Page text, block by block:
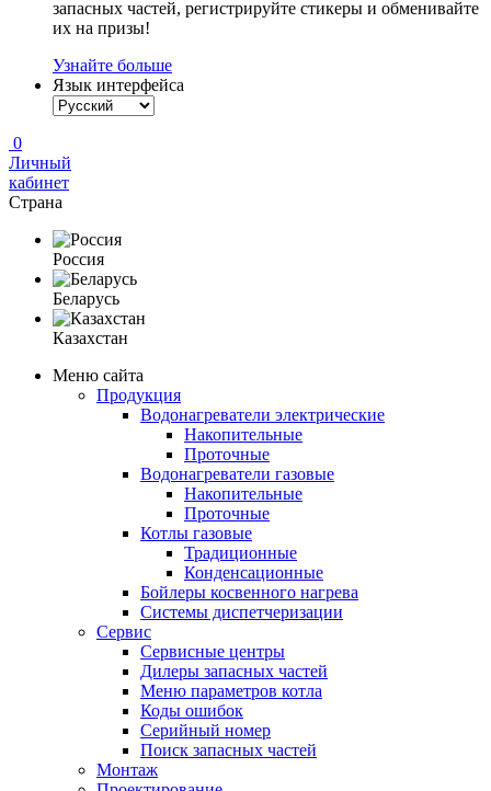
запасных частей, регистрируйте стикеры и обменивайте
их на призы!
Узнайте больше
Язык интерфейса
0
Личный
кабинет
Страна
Россия
Беларусь
Казахстан
Меню сайта
Продукция
Водонагреватели электрические
Накопительные
Проточные
Водонагреватели газовые
Накопительные
Проточные
Котлы газовые
Традиционные
Конденсационные
Бойлеры косвенного нагрева
Системы диспетчеризации
Сервис
Сервисные центры
Дилеры запасных частей
Меню параметров котла
Коды ошибок
Серийный номер
Поиск запасных частей
Монтаж